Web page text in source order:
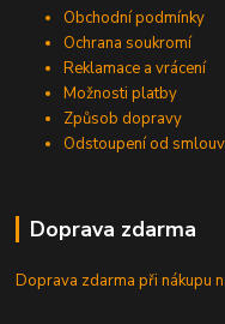
Obchodní podmínky
Ochrana soukromí
Reklamace a vrácení
Možnosti platby
Způsob dopravy
Odstoupení od
Doprava zdarma
Doprava zdarma při nákupu